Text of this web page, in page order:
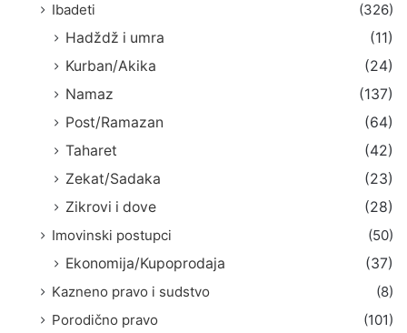
Ibadeti
(326)
Hadždž i umra
(11)
Kurban/Akika
(24)
Namaz
(137)
Post/Ramazan
(64)
Taharet
(42)
Zekat/Sadaka
(23)
Zikrovi i dove
(28)
Imovinski postupci
(50)
Ekonomija/Kupoprodaja
(37)
Kazneno pravo i sudstvo
(8)
Porodično pravo
(101)